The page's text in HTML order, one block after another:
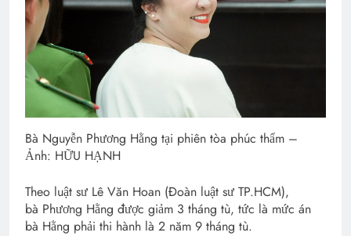
Bà Nguyễn Phương Hằng tại phiên tòa phúc thẩm –
Ảnh: HỮU HẠNH
Theo luật sư Lê Văn Hoan (Đoàn luật sư TP.HCM),
bà Phương Hằng được giảm 3 tháng tù, tức là mức án
bà Hằng phải thi hành là 2 năm 9 tháng tù.